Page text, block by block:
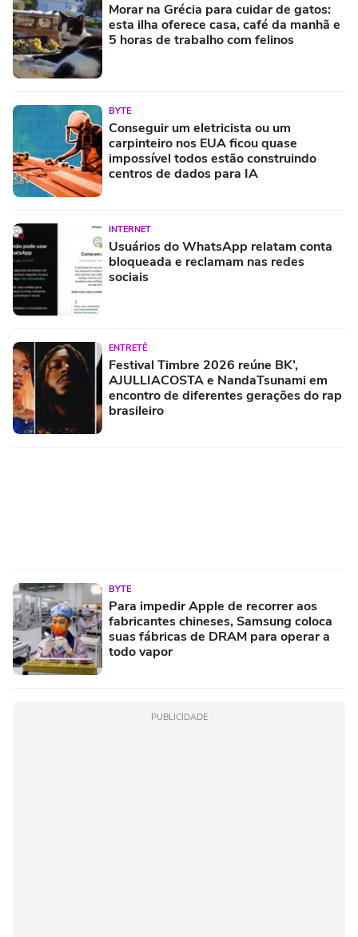
Morar na Grécia para cuidar de gatos:
esta ilha oferece casa, café da manhã e
5 horas de trabalho com felinos
BYTE
Conseguir um eletricista ou um
carpinteiro nos EUA ficou quase
impossível todos estão construindo
centros de dados para IA
INTERNET
Usuários do WhatsApp relatam conta
bloqueada e reclamam nas redes
sociais
ENTRETÊ
Festival Timbre 2026 reúne BK’,
AJULLIACOSTA e NandaTsunami em
encontro de diferentes gerações do rap
brasileiro
BYTE
Para impedir Apple de recorrer aos
fabricantes chineses, Samsung coloca
suas fábricas de DRAM para operar a
todo vapor
PUBLICIDADE